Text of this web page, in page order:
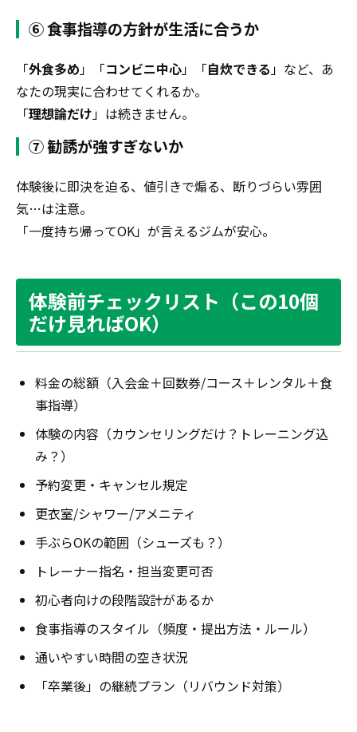
⑥ 食事指導の方針が生活に合うか
「外食多め」「コンビニ中心」「自炊できる」など、あ
なたの現実に合わせてくれるか。
「理想論だけ」は続きません。
⑦ 勧誘が強すぎないか
体験後に即決を迫る、値引きで煽る、断りづらい雰囲
気…は注意。
「一度持ち帰ってOK」が言えるジムが安心。
体験前チェックリスト（この10個
だけ見ればOK）
料金の総額（入会金＋回数券/コース＋レンタル＋食
事指導）
体験の内容（カウンセリングだけ？トレーニング込
み？）
予約変更・キャンセル規定
更衣室/シャワー/アメニティ
手ぶらOKの範囲（シューズも？）
トレーナー指名・担当変更可否
初心者向けの段階設計があるか
食事指導のスタイル（頻度・提出方法・ルール）
通いやすい時間の空き状況
「卒業後」の継続プラン（リバウンド対策）